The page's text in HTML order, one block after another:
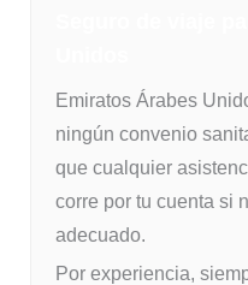
Emiratos Árabes
ningún convenio
que cualquier
corre por tu cuenta si
adecuado.
Por experiencia,